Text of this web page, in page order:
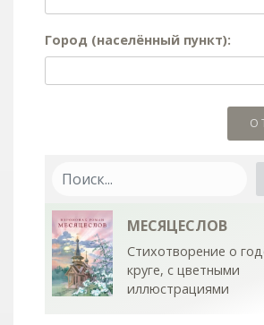
Город (населённый пункт):
МЕСЯЦЕСЛОВ
Стихотворение о
круге, с цветными
иллюстрациями